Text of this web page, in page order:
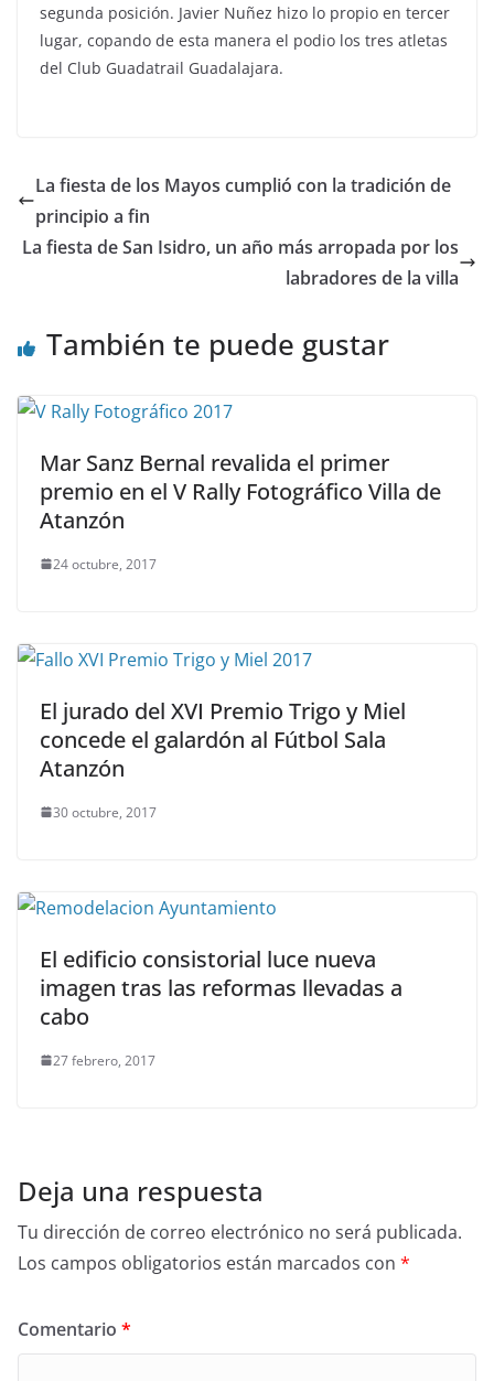
segunda posición. Javier Nuñez hizo lo propio en tercer
lugar, copando de esta manera el podio los tres atletas
del Club Guadatrail Guadalajara.
La fiesta de los Mayos cumplió con la tradición de
principio a fin
La fiesta de San Isidro, un año más arropada por los
labradores de la villa
También te puede gustar
Mar Sanz Bernal revalida el primer
premio en el V Rally Fotográfico Villa de
Atanzón
24 octubre, 2017
El jurado del XVI Premio Trigo y Miel
concede el galardón al Fútbol Sala
Atanzón
30 octubre, 2017
El edificio consistorial luce nueva
imagen tras las reformas llevadas a
cabo
27 febrero, 2017
Deja una respuesta
Tu dirección de correo electrónico no será publicada.
Los campos obligatorios están marcados con *
Comentario *